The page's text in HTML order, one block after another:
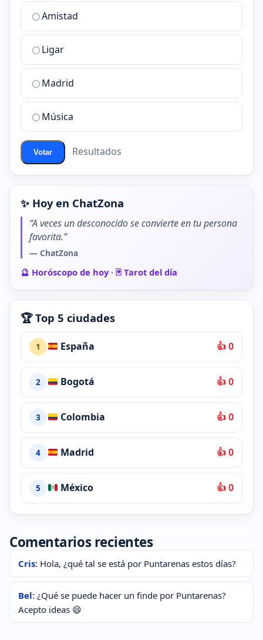
¿Cuál
la
mejor
sala
chat
ChatZona?
Amistad
Ligar
Madrid
Música
Votar Resultados
✨ Hoy en ChatZona
“A veces un desconocido se convierte en tu persona
favorita.”
— ChatZona
🔮 Horóscopo de hoy· 🃏 Tarot del día
🏆 Top 5 ciudades
1 España 👍 0
2 Bogotá 👍 0
3 Colombia 👍 0
4 Madrid 👍 0
5 México 👍 0
Comentarios recientes
Cris: Hola, ¿qué tal se está por Puntarenas estos días?
Bel: ¿Qué se puede hacer un finde por Puntarenas?
Acepto ideas 😄